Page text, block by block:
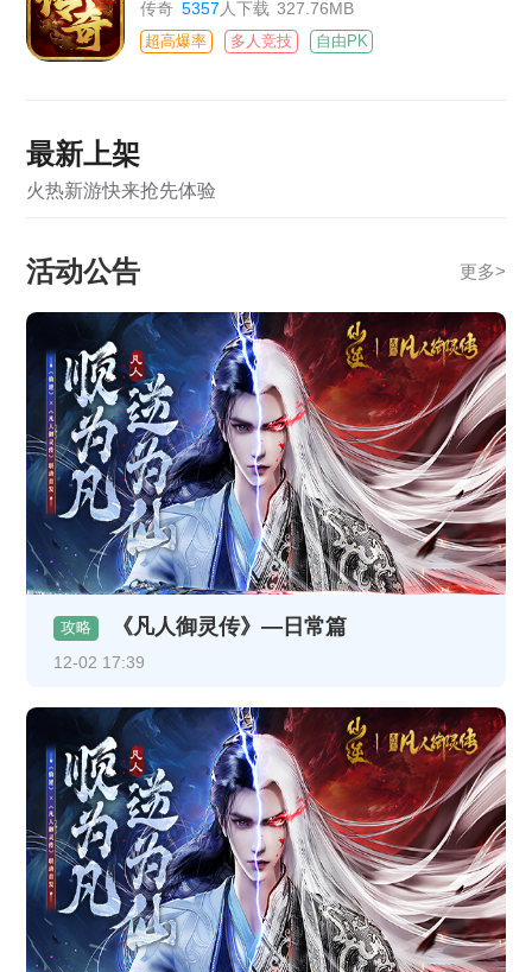
传奇 5357人下载 327.76MB
超高爆率 多人竞技 自由PK
最新上架
火热新游快来抢先体验
活动公告 更多>
攻略 《凡人御灵传》—日常篇
12-02 17:39